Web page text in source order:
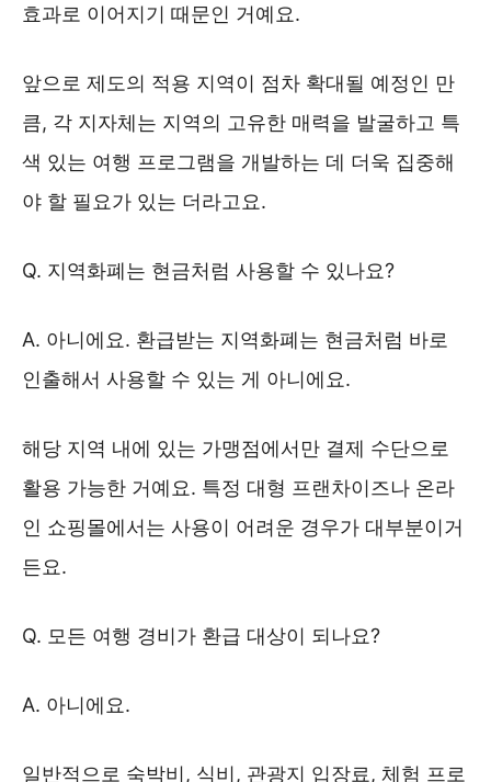
효과로 이어지기 때문인 거예요.
앞으로 제도의 적용 지역이 점차 확대될 예정인 만
큼, 각 지자체는 지역의 고유한 매력을 발굴하고 특
색 있는 여행 프로그램을 개발하는 데 더욱 집중해
야 할 필요가 있는 더라고요.
Q. 지역화폐는 현금처럼 사용할 수 있나요?
A. 아니에요. 환급받는 지역화폐는 현금처럼 바로
인출해서 사용할 수 있는 게 아니에요.
해당 지역 내에 있는 가맹점에서만 결제 수단으로
활용 가능한 거예요. 특정 대형 프랜차이즈나 온라
인 쇼핑몰에서는 사용이 어려운 경우가 대부분이거
든요.
Q. 모든 여행 경비가 환급 대상이 되나요?
A. 아니에요.
일반적으로 숙박비, 식비, 관광지 입장료, 체험 프로